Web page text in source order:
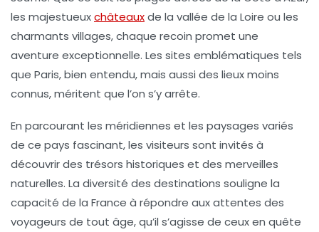
les majestueuxchâteauxde la vallée de la Loire ou les
charmants villages, chaque recoin promet une
aventure exceptionnelle. Les sites emblématiques tels
que Paris, bien entendu, mais aussi des lieux moins
connus, méritent que l’on s’y arrête.
En parcourant les méridiennes et les paysages variés
de ce pays fascinant, les visiteurs sont invités à
découvrir des trésors historiques et des merveilles
naturelles. La diversité des destinations souligne la
capacité de la France à répondre aux attentes des
voyageurs de tout âge, qu’il s’agisse de ceux en quête